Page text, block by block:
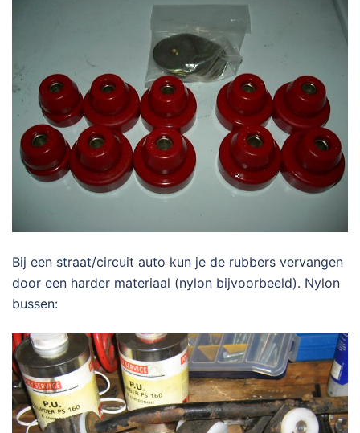
Bij een straat/circuit auto kun je de rubbers vervangen
door een harder materiaal (nylon bijvoorbeeld). Nylon
bussen: